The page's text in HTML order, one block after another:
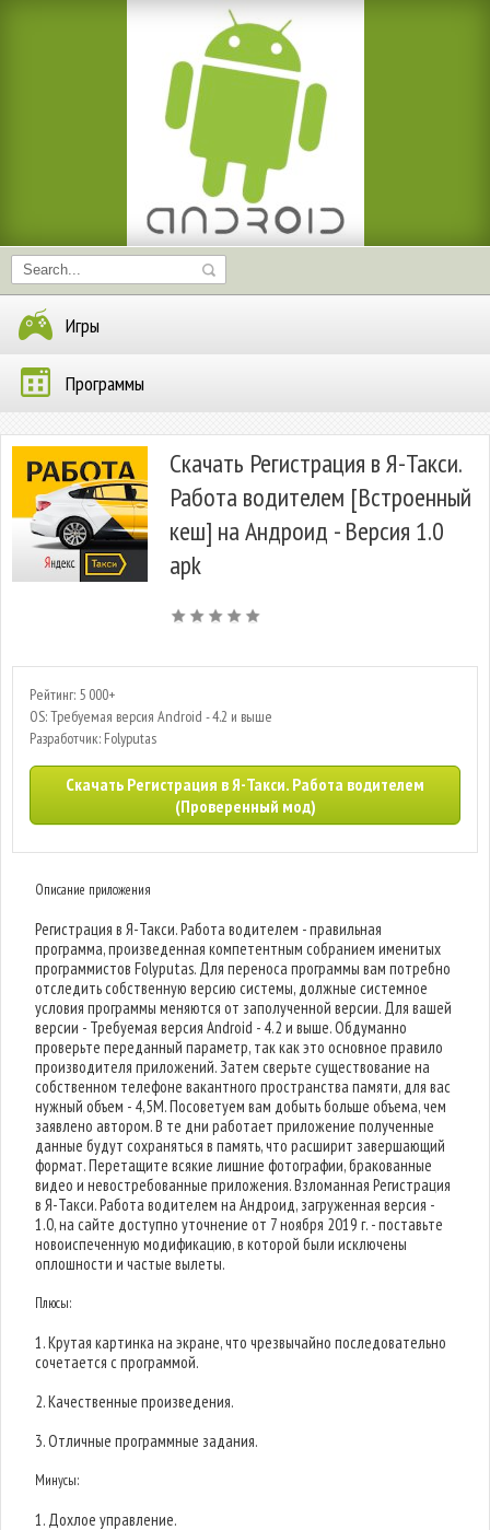
Игры
Программы
Скачать Регистрация в Я-Такси.
Работа водителем [Встроенный
кеш] на Андроид - Версия 1.0
apk
Рейтинг: 5 000+
OS: Требуемая версия Android - 4.2 и выше
Разработчик: Folyputas
Скачать Регистрация в Я-Такси. Работа водителем
(Проверенный мод)
Описание приложения
Регистрация в Я-Такси. Работа водителем - правильная
программа, произведенная компетентным собранием именитых
программистов Folyputas. Для переноса программы вам потребно
отследить собственную версию системы, должные системное
условия программы меняются от заполученной версии. Для вашей
версии - Требуемая версия Android - 4.2 и выше. Обдуманно
проверьте переданный параметр, так как это основное правило
производителя приложений. Затем сверьте существование на
собственном телефоне вакантного пространства памяти, для вас
нужный объем - 4,5M. Посоветуем вам добыть больше объема, чем
заявлено автором. В те дни работает приложение полученные
данные будут сохраняться в память, что расширит завершающий
формат. Перетащите всякие лишние фотографии, бракованные
видео и невостребованные приложения. Взломанная Регистрация
в Я-Такси. Работа водителем на Андроид, загруженная версия -
1.0, на сайте доступно уточнение от 7 ноября 2019 г. - поставьте
новоиспеченную модификацию, в которой были исключены
оплошности и частые вылеты.
Плюсы:
1. Крутая картинка на экране, что чрезвычайно последовательно
сочетается с программой.
2. Качественные произведения.
3. Отличные программные задания.
Минусы:
1. Дохлое управление.